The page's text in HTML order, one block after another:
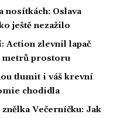
nosítkách: Oslava
ještě nezažilo
Action zlevnil lapač
metrů prostoru
tlumit i váš krevní
chodidla
znělka Večerníčku: Jak